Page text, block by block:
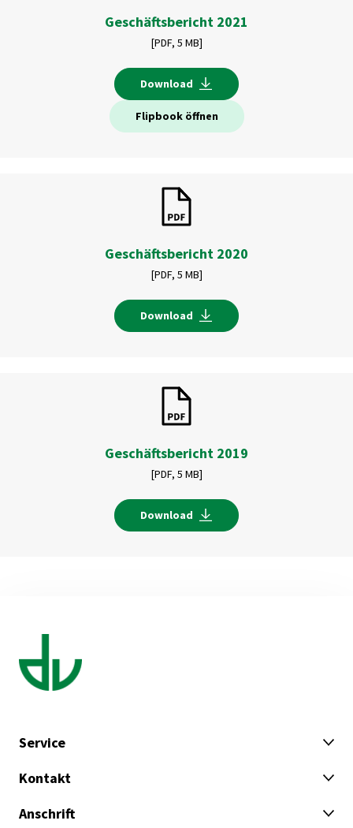
Geschäftsbericht 2021
[PDF, 5 MB]
Download
Flipbook öffnen
Geschäftsbericht 2020
[PDF, 5 MB]
Download
Geschäftsbericht 2019
[PDF, 5 MB]
Download
Service
Kontakt
Anschrift